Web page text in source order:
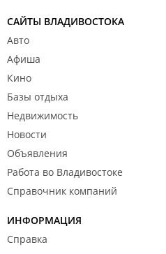
САЙТЫ ВЛАДИВОСТОКА
Авто
Афиша
Кино
Базы отдыха
Недвижимость
Новости
Объявления
Работа во Владивостоке
Справочник компаний
ИНФОРМАЦИЯ
Справка